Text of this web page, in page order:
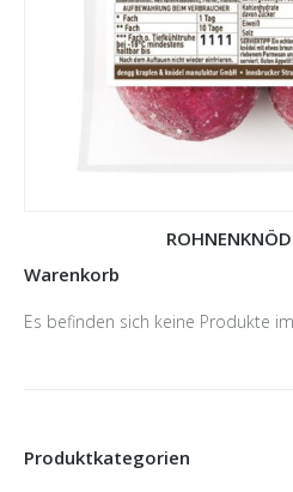
Warenkorb
Es befinden sich keine Produkte
Produktkategorien